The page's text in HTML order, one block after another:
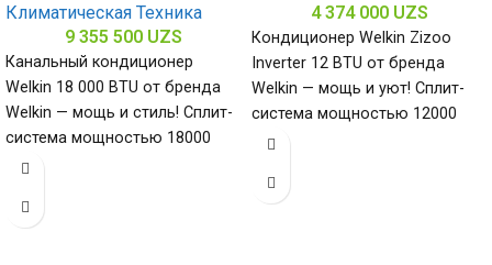
Климатическая Техника
9 355 500 UZS
Канальный кондиционер
Welkin 18 000 BTU от бренда
Welkin — мощь и стиль! Сплит-
система мощностью 18000
БТЕ для помещений до
4 374 000 UZS
Кондиционер Welkin Zizoo
Inverter 12 BTU от бренда
Welkin — мощь и уют! Сплит-
система мощностью 12000
БТЕ для помещений до